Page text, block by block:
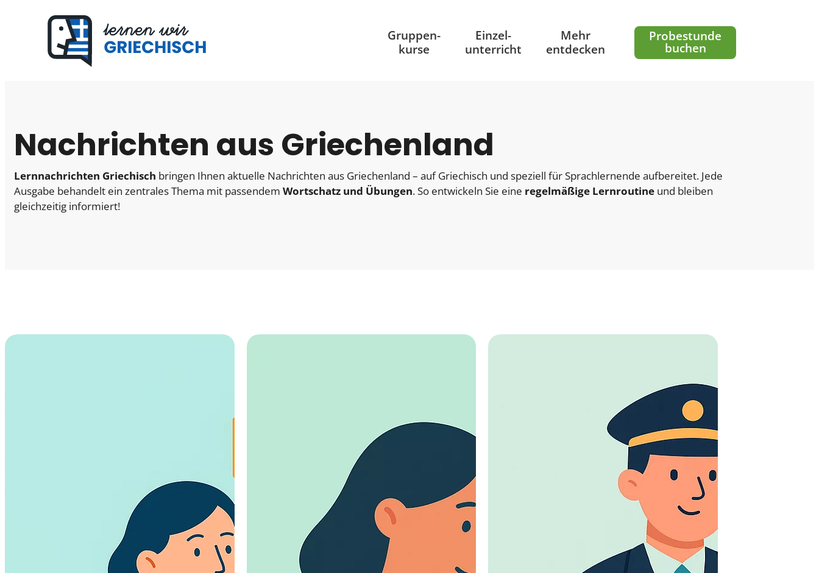
Gruppen-
kurse
Einzel-
unterricht
Mehr
entdecken
Probestunde
buchen
Nachrichten aus Griechenland
Lernnachrichten Griechisch bringen Ihnen aktuelle Nachrichten aus Griechenland – auf Griechisch und speziell für Sprachlernende aufbereitet. Jede
Ausgabe behandelt ein zentrales Thema mit passendem Wortschatz und Übungen. So entwickeln Sie eine regelmäßige Lernroutine und bleiben
gleichzeitig informiert!